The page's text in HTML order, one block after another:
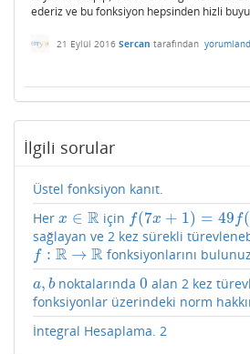
ederiz ve bu fonksiyon hepsinden hizli
21 Eylül 2016 Sercan tarafından
İlgili sorular
Üstel fonksiyon kanıt.
Her x ∈ R
x∈R için f(7x + 1) = 49 f(
f(7x+1 )=49f x)
sağlayan ve 2 kez sürekli
f : R → R
f:R→R fonksiyonlarını
a, b
a,b noktalarında0
0 alan 2 kez
fonksiyonlar üzerindeki norm
İntegral Hesaplama. 2